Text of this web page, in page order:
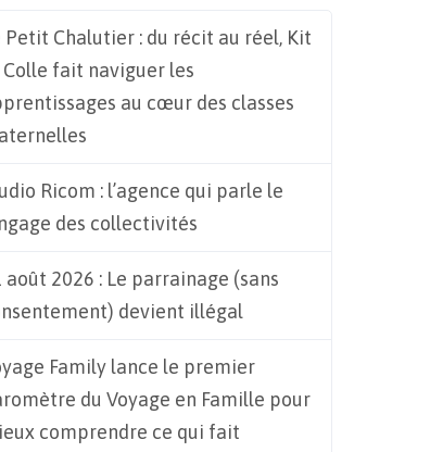
Petit Chalutier : du récit au réel, Kit
fait naviguer les
au cœur des classes
Ricom : l’agence qui parle le
des collectivités
août 2026 : Le parrainage (sans
devient illégal
Family lance le premier
du Voyage en Famille pour
comprendre ce qui fait